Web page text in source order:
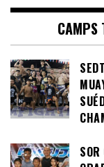
CAMPS